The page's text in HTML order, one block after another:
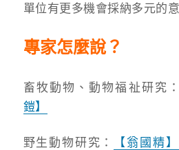
單位有更多機會採納多元的意
專家怎麼說？
畜牧動物、動物福祉研究：
鎧】
野生動物研究： 【翁國精】